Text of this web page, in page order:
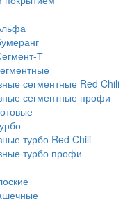
Т
сегментные Red Chili
сегментные профи
турбо Red Chili
турбо профи